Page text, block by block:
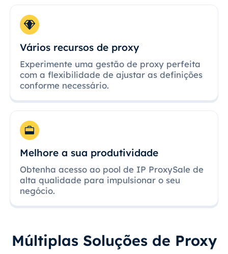
Vários recursos de proxy
Experimente uma gestão de proxy perfeita
com a flexibilidade de ajustar as definições
conforme necessário.
Melhore a sua produtividade
Obtenha acesso ao pool de IP ProxySale de
alta qualidade para impulsionar o seu
negócio.
Múltiplas Soluções de Proxy